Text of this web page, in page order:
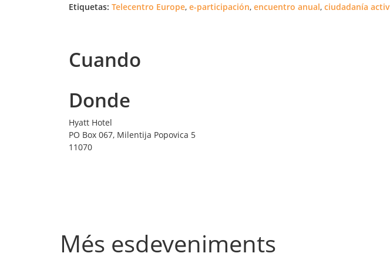
Etiquetas: Telecentro Europe, e-participación, encuentro anual, ciudadanía
Cuando
Donde
Hyatt Hotel
PO Box 067, Milentija Popovica 5
11070
Més esdeveniments